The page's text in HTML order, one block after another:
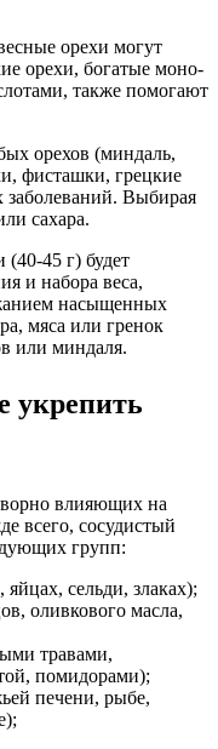
орехи могут
орехи, богатые моно-
также помогают
орехов (миндаль,
фисташки, грецкие
заболеваний. Выбирая
сахара.
45 г) будет
и набора веса,
насыщенных
мяса или гренок
или миндаля.
укрепить
влияющих на
всего, сосудистый
групп:
сельди, злаках);
оливкового масла,
травами,
помидорами);
печени, рыбе,